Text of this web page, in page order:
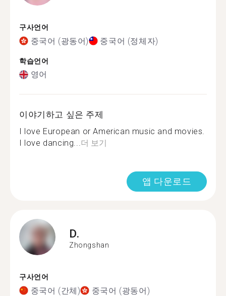
구사언어
중국어 (광동어) 중국어 (정체자)
학습언어
영어
이야기하고 싶은 주제
I love European or American music and movies.
I love dancing...더 보기
앱 다운로드
D.
Zhongshan
구사언어
중국어 (간체) 중국어 (광동어)